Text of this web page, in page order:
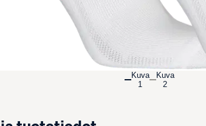
Kuva
1
Kuva
2